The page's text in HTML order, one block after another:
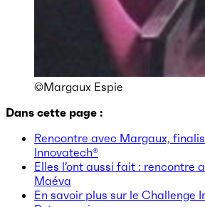
©Margaux Espie
Dans cette page :
Rencontre avec Margaux,
Innovatech®
Elles l’ont aussi fait : rencontre
Maéva
En savoir plus sur le Challenge